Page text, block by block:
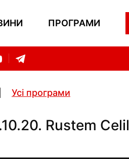
ПРОГРАМИ
Усі програми
Rustem Celil